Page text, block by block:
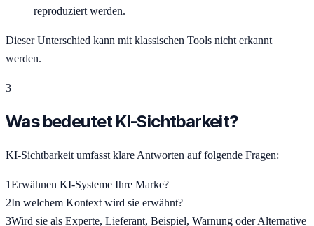
reproduziert werden.
Dieser Unterschied kann mit klassischen Tools nicht erkannt
werden.
3
Was bedeutet KI-Sichtbarkeit?
KI-Sichtbarkeit umfasst klare Antworten auf folgende Fragen:
1Erwähnen KI-Systeme Ihre Marke?
2In welchem Kontext wird sie erwähnt?
3Wird sie als Experte, Lieferant, Beispiel, Warnung oder Alternative